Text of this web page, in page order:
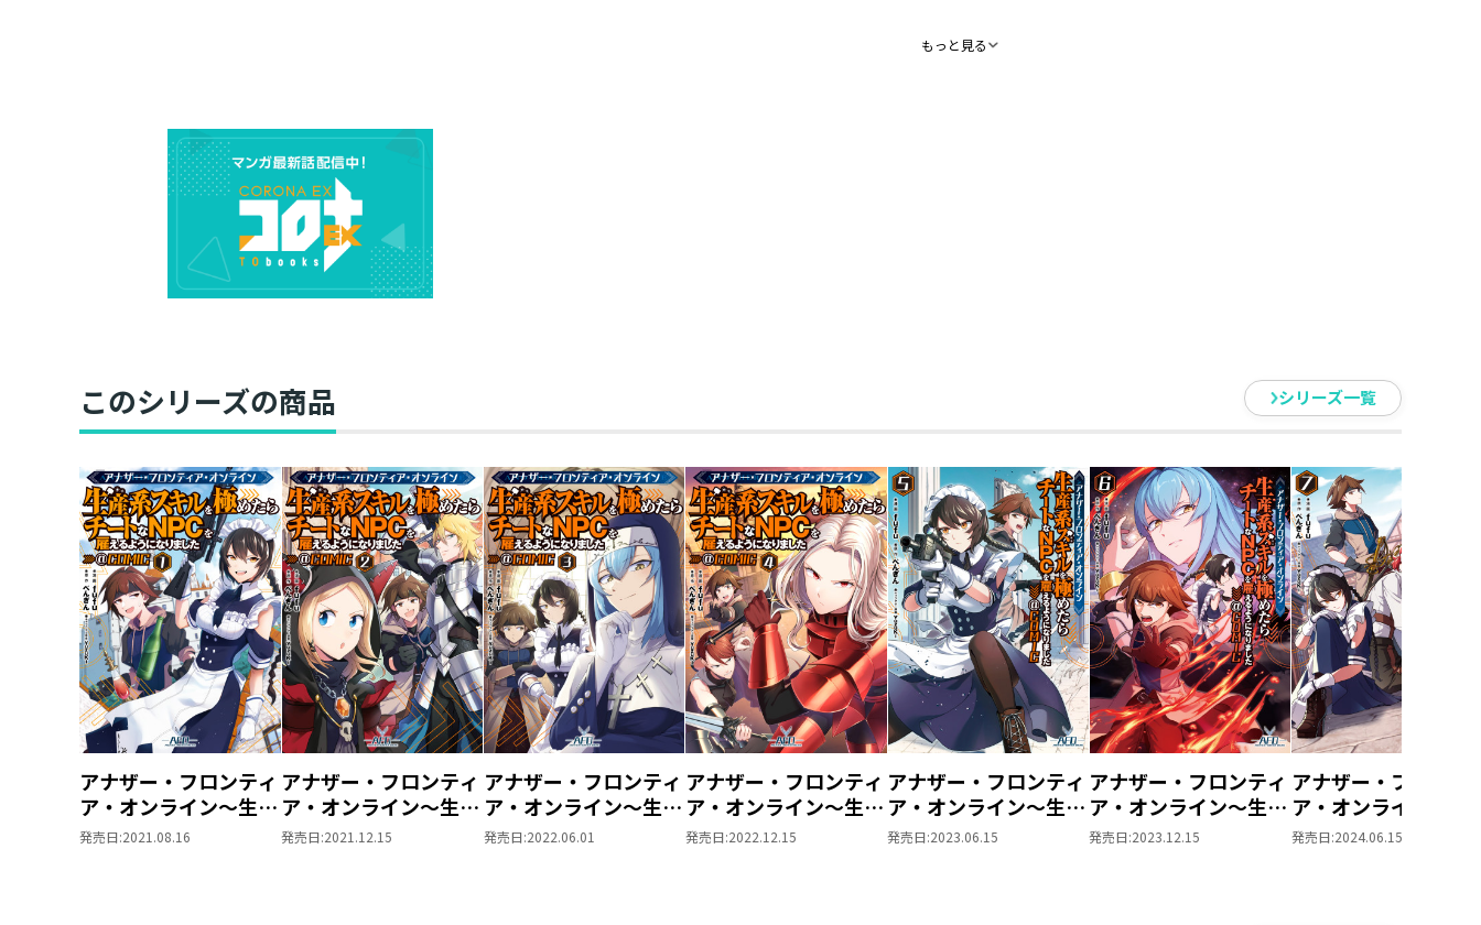
もっと見る
このシリーズの商品 シリーズ一覧
アナザー・フロンティ
ア・オンライン～生産
系スキルを極めたらチ
発売日:2021.08.16
アナザー・フロンティ
ア・オンライン～生産
系スキルを極めたらチ
発売日:2021.12.15
アナザー・フロンティ
ア・オンライン～生産
系スキルを極めたらチ
発売日:2022.06.01
アナザー・フロンティ
ア・オンライン～生産
系スキルを極めたらチ
発売日:2022.12.15
アナザー・フロンティ
ア・オンライン～生産
系スキルを極めたらチ
発売日:2023.06.15
アナザー・フロンティ
ア・オンライン～生産
系スキルを極めたらチ
発売日:2023.12.15
アナザー・フロンテ
ア・オンライン～生
系スキルを極めたら
発売日:2024.06.15